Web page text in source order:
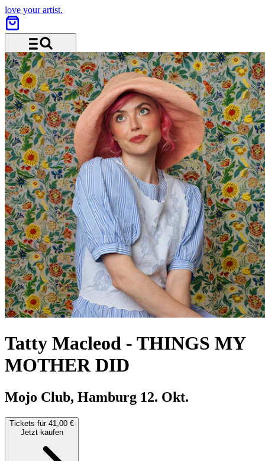
love your artist.
Menü und Suche
Tatty Macleod - THINGS MY
MOTHER DID
Mojo Club, Hamburg 12. Okt.
Tickets für 41,00 €
Jetzt kaufen